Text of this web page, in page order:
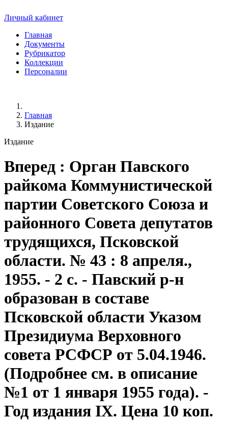
Личный кабинет
Главная
Документы
Рубрикатор
Коллекции
Персоналии
Главная
Издание
Издание
Вперед : Орган Павского
райкома Коммунистической
партии Советского Союза и
районного Совета депутатов
трудящихся, Псковской
области. № 43 : 8 апреля.,
1955. - 2 с. - Павский р-н
образован в составе
Псковской области Указом
Президиума Верховного
совета РСФСР от 5.04.1946.
(Подробнее см. в описание
№1 от 1 января 1955 года). -
Год издания IX. Цена 10 коп.